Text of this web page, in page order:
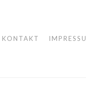
KONTAKT